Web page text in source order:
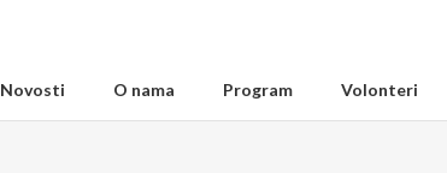
Novosti O nama Program Volonteri